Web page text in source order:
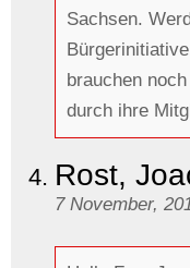
Sachsen.
brauchen
durch ihre
Rost,
7 November,